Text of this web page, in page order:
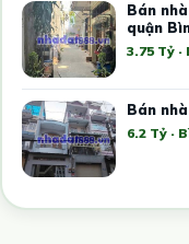
Bán
quận
3.75 Tỷ
Bán
6.2 Tỷ ·